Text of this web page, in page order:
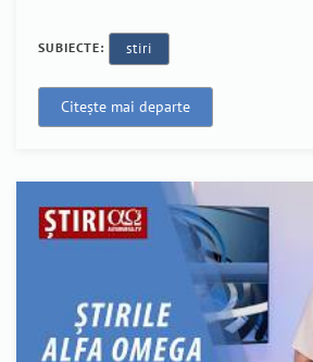
SUBIECTE: stiri
Citește mai departe